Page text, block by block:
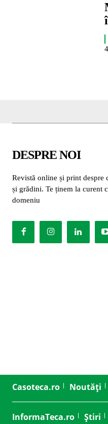
DESPRE NOI
Revistă online și print despre
și grădini. Te ținem la curent
domeniu
Casoteca.ro Noutăți
InformaTeca.ro Știri